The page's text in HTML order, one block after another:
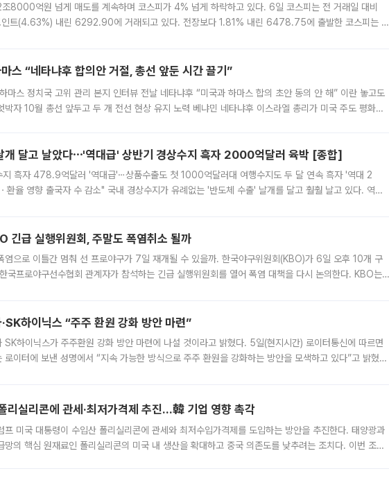
8000억원 넘게 매도를 계속하며 코스피가 4% 넘게 하락하고 있다. 6일 코스피는 전 거래일 대비
트(4.63%) 내린 6292.90에 거래되고 있다. 전장보다 1.81% 내린 6478.75에 출발한 코스피는 장
스 “네타냐후 합의안 거절, 총선 앞둔 시간 끌기”
마스 정치국 고위 관리 본지 인터뷰 전날 네타냐후 “미국과 하마스 합의 초안 동의 안 해” 이란 놓고도
박자 10월 총선 앞두고 두 개 전선 현상 유지 노력 베냐민 네타냐후 이스라엘 총리가 미국 주도 평화위
개 달고 날았다⋯'역대급' 상반기 경상수지 흑자 2000억달러 육박 [종합]
지 흑자 478.9억달러 '역대급'⋯상품수출도 첫 1000억달러대 여행수지도 두 달 연속 흑자 '역대 2
환율 영향 출국자 수 감소" 국내 경상수지가 유례없는 '반도체 수출' 날개를 달고 훨훨 날고 있다. 역대
긴급 실행위원회, 주말도 폭염취소 될까
염으로 이틀간 멈춰 선 프로야구가 7일 재개될 수 있을까. 한국야구위원회(KBO)가 6일 오후 10개 구
국프로야구선수협회 관계자가 참석하는 긴급 실행위원회를 열어 폭염 대책을 다시 논의한다. KBO는
하이닉스 “주주 환원 강화 방안 마련”
이닉스가 주주환원 강화 방안 마련에 나설 것이라고 밝혔다. 5일(현지시간) 로이터통신에 따르면
로이터에 보낸 성명에서 “지속 가능한 방식으로 주주 환원을 강화하는 방안을 모색하고 있다”고 밝혔다.
리실리콘에 관세·최저가격제 추진…韓 기업 영향 촉각
프 미국 대통령이 수입산 폴리실리콘에 관세와 최저수입가격제를 도입하는 방안을 추진한다. 태양광과
망의 핵심 원재료인 폴리실리콘의 미국 내 생산을 확대하고 중국 의존도를 낮추려는 조치다. 이번 조처